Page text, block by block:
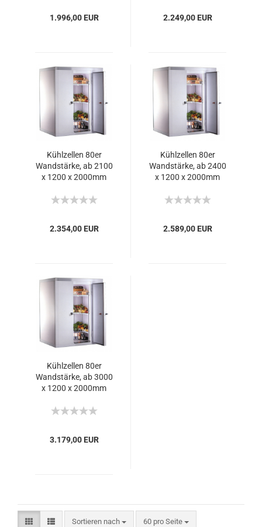
1.996,00 EUR 2.249,00 EUR
Kühlzellen 80er
Wandstärke, ab 2100
x 1200 x 2000mm
2.354,00 EUR
Kühlzellen 80er
Wandstärke, ab 2400
x 1200 x 2000mm
2.589,00 EUR
Kühlzellen 80er
Wandstärke, ab 3000
x 1200 x 2000mm
3.179,00 EUR
Sortieren nach 60 pro Seite